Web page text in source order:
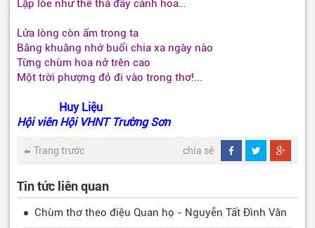
Lập lòe như thể thả đầy cánh hoa…
Lửa lòng còn ấm trong ta
Bâng khuâng nhớ buổi chia xa ngày nào
Từng chùm hoa nở trên cao
Một trời phượng đỏ đi vào trong thơ!...
Huy Liệu
Hội viên Hội VHNT Trường Sơn
Trang trước chia sẻ
Tin tức liên quan
Chùm thơ theo điệu Quan họ - Nguyễn Tất Đình Vân